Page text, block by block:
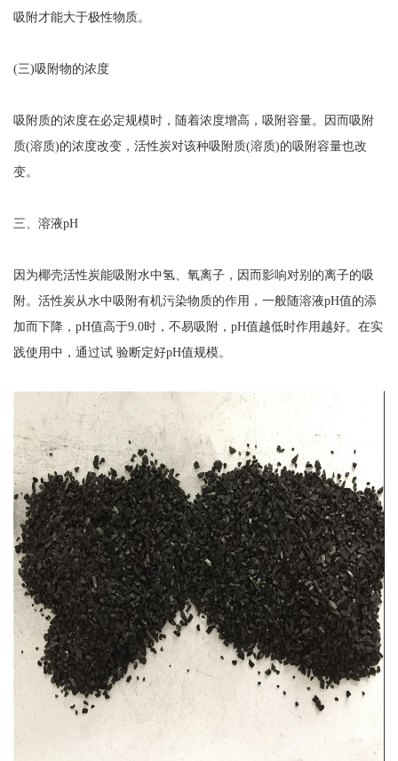
吸附才能大于极性物质。
(三)吸附物的浓度
吸附质的浓度在必定规模时，随着浓度增高，吸附容量。因而吸附
质(溶质)的浓度改变，活性炭对该种吸附质(溶质)的吸附容量也改
变。
三、溶液pH
因为椰壳活性炭能吸附水中氢、氧离子，因而影响对别的离子的吸
附。活性炭从水中吸附有机污染物质的作用，一般随溶液pH值的添
加而下降，pH值高于9.0时，不易吸附，pH值越低时作用越好。在实
践使用中，通过试 验断定好pH值规模。